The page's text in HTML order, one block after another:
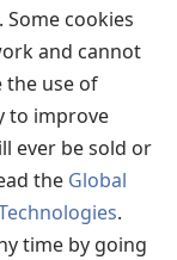
cookies
and cannot
the use of
to improve
ever be sold or
the Global
.
time by going